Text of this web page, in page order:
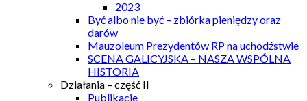
2023
Być albo nie być – zbiórka pieniędzy oraz
darów
Mauzoleum Prezydentów RP na uchodźstwie
SCENA GALICYJSKA – NASZA WSPÓLNA
HISTORIA
Działania – część II
Publikacje